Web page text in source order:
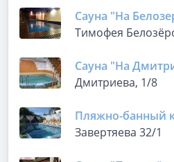
Сауна "На
Тимофея
Сауна "На
Дмитриева, 1/8
Пляжно-банный
Завертяева 32/1